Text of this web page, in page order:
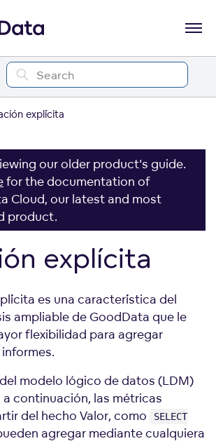
explícita
our older product's guide.
for the documentation of
Cloud, our latest and most
product.
explícita
es una característica del
ampliable de GoodData que le
flexibilidad para agregar
modelo lógico de datos (LDM)
a continuación, las métricas
del hecho Valor, como
SELECT
agregar mediante cualquiera